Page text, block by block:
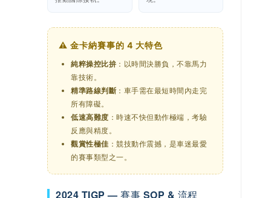
⚠️ 金卡納賽事的 4 大特色
純粹操控比拚 ：以時間決勝負，不靠馬力
靠技術。
精準路線判斷：車手需在最短時間內走完
所有障礙。
低速高難度 ：時速不快但動作極端，考驗
反應與精度。
觀賞性極佳 ：競技動作震撼，是車迷最愛
的賽事類型之一。
2024 TIGP — 賽事 SOP & 流程